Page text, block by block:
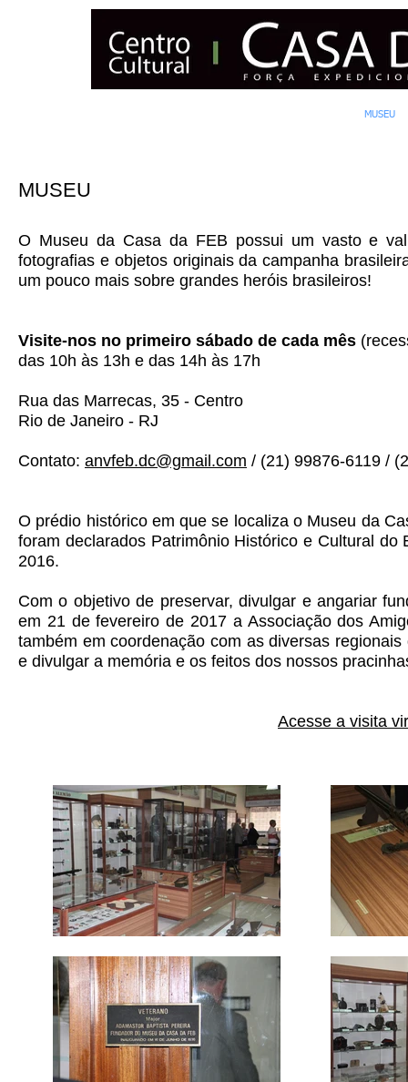
MUSEU
MUSEU
O Museu da Casa da FEB possui um vasto e
fotografias e objetos originais da campanha
um pouco mais sobre grandes heróis brasileiros!
Visite-nos no primeiro sábado de cada mês
das 10h às 13h e das 14h às 17h
Rua das Marrecas, 35 - Centro
Rio de Janeiro - RJ
Contato: anvfeb.dc@gmail.com / (21) 99876-6119 /
O prédio histórico em que se localiza o Museu da
foram declarados Patrimônio Histórico e Cultural
2016.
Com o objetivo de preservar, divulgar e angariar
em 21 de fevereiro de 2017 a Associação dos
também em coordenação com as diversas
e divulgar a memória e os feitos dos nossos
Acesse a visita